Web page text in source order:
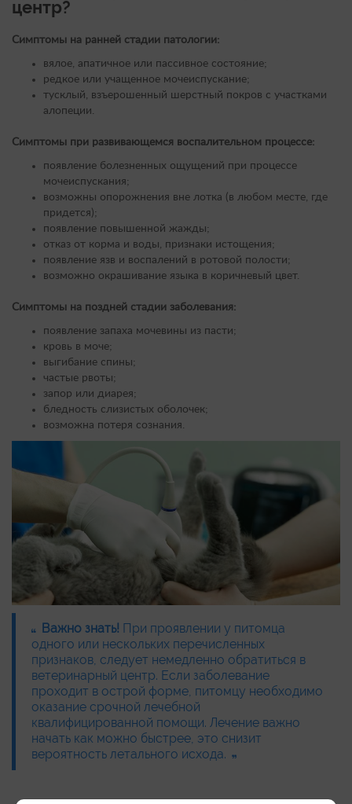
центр?
Симптомы на ранней стадии патологии:
вялое, апатичное или пассивное состояние;
редкое или учащенное мочеиспускание;
тусклый, взъерошенный шерстный покров с участками
алопеции.
Симптомы при развивающемся воспалительном процессе:
появление болезненных ощущений при процессе
мочеиспускания;
возможны опорожнения вне лотка (в любом месте, где
придется);
появление повышенной жажды;
отказ от корма и воды, признаки истощения;
появление язв и воспалений в ротовой полости;
возможно окрашивание языка в коричневый цвет.
Симптомы на поздней стадии заболевания:
появление запаха мочевины из пасти;
кровь в моче;
выгибание спины;
частые рвоты;
запор или диарея;
бледность слизистых оболочек;
возможна потеря сознания.
Важно знать! При проявлении у питомца
одного или нескольких перечисленных
признаков, следует немедленно обратиться в
ветеринарный центр. Если заболевание
проходит в острой форме, питомцу необходимо
оказание срочной лечебной
квалифицированной помощи. Лечение важно
начать как можно быстрее, это снизит
вероятность летального исхода.